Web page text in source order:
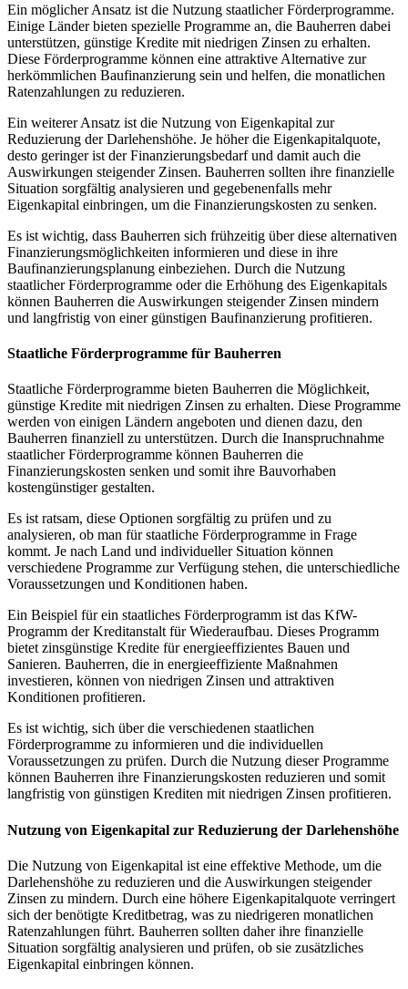
Ein möglicher Ansatz ist die Nutzung staatlicher Förderprogramme.
Einige Länder bieten spezielle Programme an, die Bauherren dabei
unterstützen, günstige Kredite mit niedrigen Zinsen zu erhalten.
Diese Förderprogramme können eine attraktive Alternative zur
herkömmlichen Baufinanzierung sein und helfen, die monatlichen
Ratenzahlungen zu reduzieren.
Ein weiterer Ansatz ist die Nutzung von Eigenkapital zur
Reduzierung der Darlehenshöhe. Je höher die Eigenkapitalquote,
desto geringer ist der Finanzierungsbedarf und damit auch die
Auswirkungen steigender Zinsen. Bauherren sollten ihre finanzielle
Situation sorgfältig analysieren und gegebenenfalls mehr
Eigenkapital einbringen, um die Finanzierungskosten zu senken.
Es ist wichtig, dass Bauherren sich frühzeitig über diese alternativen
Finanzierungsmöglichkeiten informieren und diese in ihre
Baufinanzierungsplanung einbeziehen. Durch die Nutzung
staatlicher Förderprogramme oder die Erhöhung des Eigenkapitals
können Bauherren die Auswirkungen steigender Zinsen mindern
und langfristig von einer günstigen Baufinanzierung profitieren.
Staatliche Förderprogramme für Bauherren
Staatliche Förderprogramme bieten Bauherren die Möglichkeit,
günstige Kredite mit niedrigen Zinsen zu erhalten. Diese Programme
werden von einigen Ländern angeboten und dienen dazu, den
Bauherren finanziell zu unterstützen. Durch die Inanspruchnahme
staatlicher Förderprogramme können Bauherren die
Finanzierungskosten senken und somit ihre Bauvorhaben
kostengünstiger gestalten.
Es ist ratsam, diese Optionen sorgfältig zu prüfen und zu
analysieren, ob man für staatliche Förderprogramme in Frage
kommt. Je nach Land und individueller Situation können
verschiedene Programme zur Verfügung stehen, die unterschiedliche
Voraussetzungen und Konditionen haben.
Ein Beispiel für ein staatliches Förderprogramm ist das KfW-
Programm der Kreditanstalt für Wiederaufbau. Dieses Programm
bietet zinsgünstige Kredite für energieeffizientes Bauen und
Sanieren. Bauherren, die in energieeffiziente Maßnahmen
investieren, können von niedrigen Zinsen und attraktiven
Konditionen profitieren.
Es ist wichtig, sich über die verschiedenen staatlichen
Förderprogramme zu informieren und die individuellen
Voraussetzungen zu prüfen. Durch die Nutzung dieser Programme
können Bauherren ihre Finanzierungskosten reduzieren und somit
langfristig von günstigen Krediten mit niedrigen Zinsen profitieren.
Nutzung von Eigenkapital zur Reduzierung der Darlehenshöhe
Die Nutzung von Eigenkapital ist eine effektive Methode, um die
Darlehenshöhe zu reduzieren und die Auswirkungen steigender
Zinsen zu mindern. Durch eine höhere Eigenkapitalquote verringert
sich der benötigte Kreditbetrag, was zu niedrigeren monatlichen
Ratenzahlungen führt. Bauherren sollten daher ihre finanzielle
Situation sorgfältig analysieren und prüfen, ob sie zusätzliches
Eigenkapital einbringen können.